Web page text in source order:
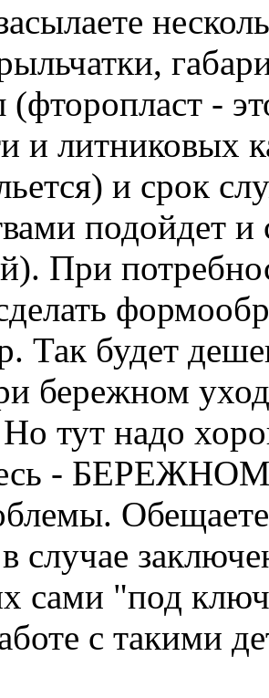
(фторопласт -
и литниковых
и срок
подойдет
При
Так будет
бережном
Но тут надо
- БЕРЕЖНОМ
случае
сами "под
с такими